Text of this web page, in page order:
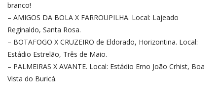
branco!
– AMIGOS DA BOLA X FARROUPILHA. Local: Lajeado
Reginaldo, Santa Rosa.
– BOTAFOGO X CRUZEIRO de Eldorado, Horizontina. Local:
Estádio Estrelão, Três de Maio.
– PALMEIRAS X AVANTE. Local: Estádio Erno João Crhist, Boa
Vista do Buricá.